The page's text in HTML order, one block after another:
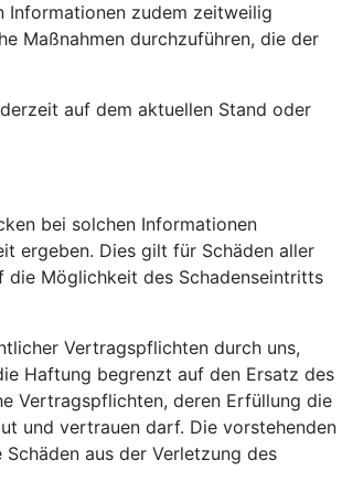
Informationen zudem zeitweilig
Maßnahmen durchzuführen, die der
auf dem aktuellen Stand oder
bei solchen Informationen
ergeben. Dies gilt für Schäden aller
die Möglichkeit des Schadenseintritts
Vertragspflichten durch uns,
Haftung begrenzt auf den Ersatz des
Vertragspflichten, deren Erfüllung die
und vertrauen darf. Die vorstehenden
aus der Verletzung des